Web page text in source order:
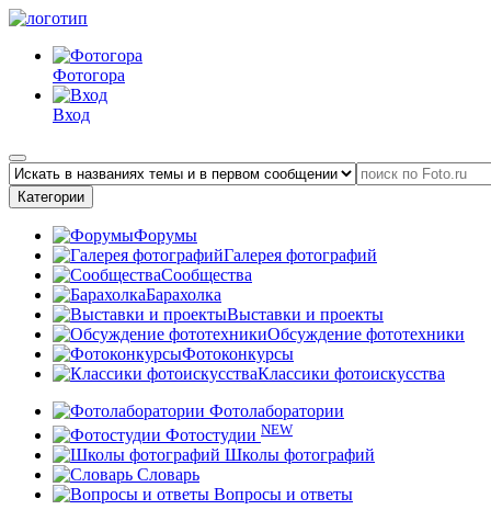
Фотогора
Вход
Категории
Форумы
Галерея фотографий
Сообщества
Барахолка
Выставки и проекты
Обсуждение фототехники
Фотоконкурсы
Классики фотоискусства
Фотолаборатории
Фотостудии NEW
Школы фотографий
Словарь
Вопросы и ответы